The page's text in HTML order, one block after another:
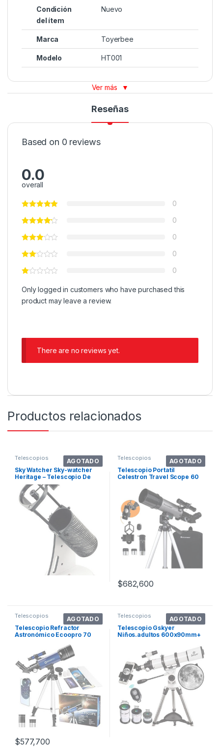
Condición
del ítem
Nuevo
Marca Toyerbee
Modelo HT001
Ver más ▼
Reseñas
Based on 0 reviews
0.0
overall
0
0
0
0
0
Only logged in customers who have purchased this
product may leave a review.
There are no reviews yet.
Productos relacionados
AGOTADO
Telescopios
Sky Watcher Sky-watcher
Heritage – Telescopio De
Apertura D. Color
Negro/blanco
AGOTADO
Telescopios
Telescopio Portatil
Celestron Travel Scope 60
$682,600
AGOTADO
Telescopios
Telescopio Refractor
Astronómico Ecoopro 70
$577,700
AGOTADO
Telescopios
Telescopio Gskyer
Niños.adultos 600x90mm+